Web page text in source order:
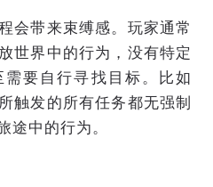
会带来束缚感。玩家通常
世界中的行为，没有特定
要自行寻找目标。比如
触发的所有任务都无强制
途中的行为。